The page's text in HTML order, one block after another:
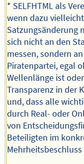
* SELFHTML als
wenn dazu
Satzungsänderung
sich nicht an den
messen, sondern
Piratenpartei, egal
Wellenlänge ist
Transparenz in der
und, dass alle
durch Real- oder
von
Beteiligten im